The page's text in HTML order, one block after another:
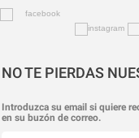
NO TE PIERDAS
Introduzca su email si quiere
en su buzón de correo.